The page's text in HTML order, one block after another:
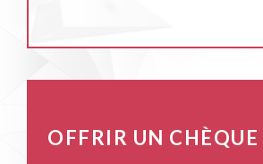
OFFRIR UN